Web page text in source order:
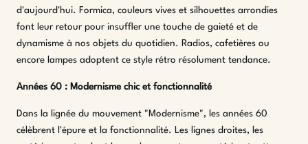
d'aujourd'hui. Formica, couleurs vives et silhouettes arrondies
font leur retour pour insuffler une touche de gaieté et de
dynamisme à nos objets du quotidien. Radios, cafetières ou
encore lampes adoptent ce style rétro résolument tendance.
Années 60 : Modernisme chic et fonctionnalité
Dans la lignée du mouvement "Modernisme", les années 60
célèbrent l'épure et la fonctionnalité. Les lignes droites, les